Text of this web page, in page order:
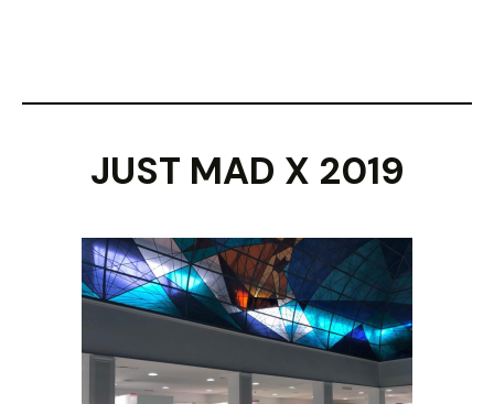
JUST MAD X 2019